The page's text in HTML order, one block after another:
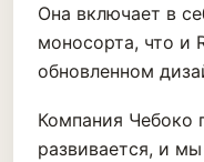
Она включает в
моносорта, что и
обновленном
Компания Чебоко
развивается, и